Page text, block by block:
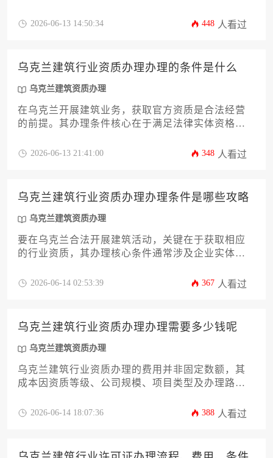
案例的真实性以及能否提供从咨询到获证的全周期
2026-06-13 14:50:34 448 人看过
乌克兰建筑行业资质办理办理的条件是什么
乌克兰建筑资质办理
在乌克兰开展建筑业务，获取官方资质是合法经营
的前提。其办理条件核心在于满足法律实体资格、
与设备资源，并通过国家建筑与城市规划部的严格
2026-06-13 21:41:00 348 人看过
乌克兰建筑行业资质办理办理条件是哪些攻略
乌克兰建筑资质办理
要在乌克兰合法开展建筑活动，关键在于获取相应
的行业资质，其办理核心条件通常涉及企业实体注
克兰国家建筑与建设活动监管局提交完整的申请材
2026-06-14 02:53:39 367 人看过
乌克兰建筑行业资质办理办理需要多少钱呢
乌克兰建筑资质办理
乌克兰建筑行业资质办理的费用并非固定数额，其
成本因资质等级、公司规模、项目类型及办理路径
备及潜在附加开支，总体范围可能在数万至数十万
2026-06-14 18:07:36 388 人看过